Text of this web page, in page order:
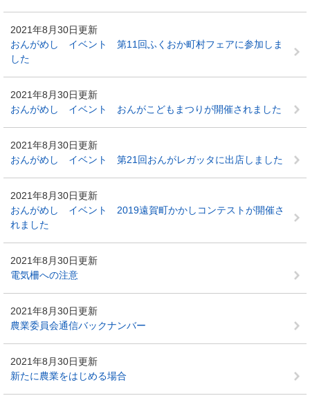
2021年8月30日更新
おんがめし イベント 第11回ふくおか町村フェアに参加しま
した
2021年8月30日更新
おんがめし イベント おんがこどもまつりが開催されました
2021年8月30日更新
おんがめし イベント 第21回おんがレガッタに出店しました
2021年8月30日更新
おんがめし イベント 2019遠賀町かかしコンテストが開催さ
れました
2021年8月30日更新
電気柵への注意
2021年8月30日更新
農業委員会通信バックナンバー
2021年8月30日更新
新たに農業をはじめる場合